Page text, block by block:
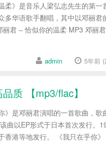
柔》是音乐人梁弘志先生的第
多华语歌手翻唱，其中以邓丽
丽君 – 恰似你的温柔 MP3 邓丽
admin 5年前
质 【mp3/flac】
》是邓丽君演唱的一首歌曲，
曲以EP形式于日本首次发行。
香港等地发行。 《我只在乎你